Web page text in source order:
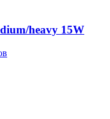
heavy 15W